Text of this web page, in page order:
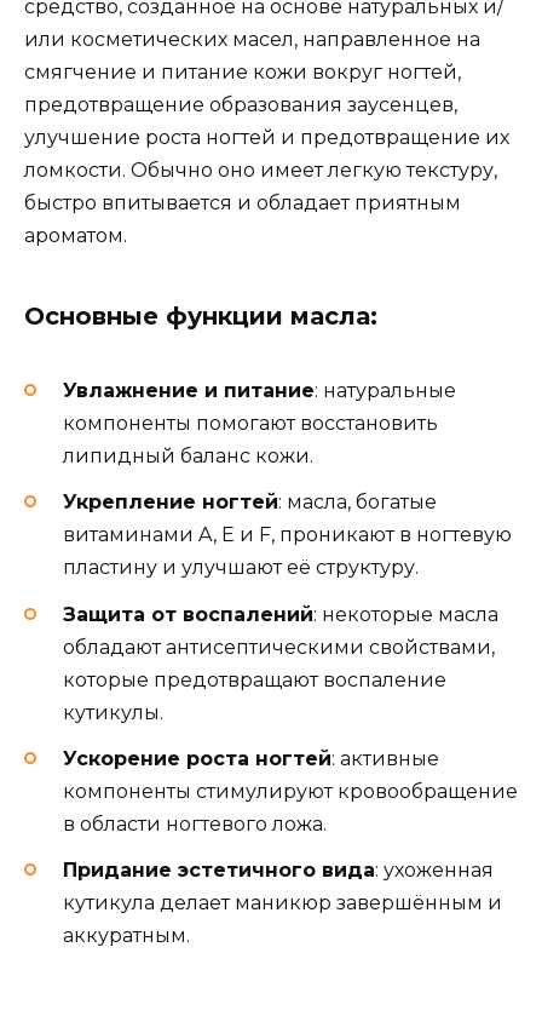
средство, созданное на основе натуральных и/
или косметических масел, направленное на
смягчение и питание кожи вокруг ногтей,
предотвращение образования заусенцев,
улучшение роста ногтей и предотвращение их
ломкости. Обычно оно имеет легкую текстуру,
быстро впитывается и обладает приятным
ароматом.
Основные функции масла:
Увлажнение и питание: натуральные
компоненты помогают восстановить
липидный баланс кожи.
Укрепление ногтей: масла, богатые
витаминами A, E и F, проникают в ногтевую
пластину и улучшают её структуру.
Защита от воспалений: некоторые масла
обладают антисептическими свойствами,
которые предотвращают воспаление
кутикулы.
Ускорение роста ногтей: активные
компоненты стимулируют кровообращение
в области ногтевого ложа.
Придание эстетичного вида: ухоженная
кутикула делает маникюр завершённым и
аккуратным.